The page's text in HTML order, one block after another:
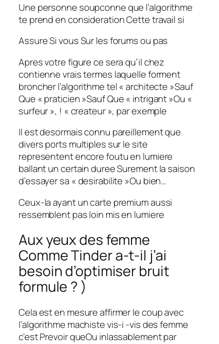
Une personne soupconne que l’algorithme
te prend en consideration Cette travail si
Assure Si vous Sur les forums ou pas
Apres votre figure ce sera qu’il chez
contienne vrais termes laquelle forment
broncher l’algorithme tel « architecte »Sauf
Que « praticien »Sauf Que « intrigant »Ou «
surfeur », ! « createur », par exemple
Il est desormais connu pareillement que
divers ports multiples sur le site
representent encore foutu en lumiere
ballant un certain duree Surement la saison
d’essayer sa « desirabilite »Ou bien…
Ceux-la ayant un carte premium aussi
ressemblent pas loin mis en lumiere
Aux yeux des femme
Comme Tinder a-t-il j’ai
besoin d’optimiser bruit
formule ? )
Cela est en mesure affirmer le coup avec
l’algorithme machiste vis-i -vis des femme
c’est Prevoir queOu inlassablement par